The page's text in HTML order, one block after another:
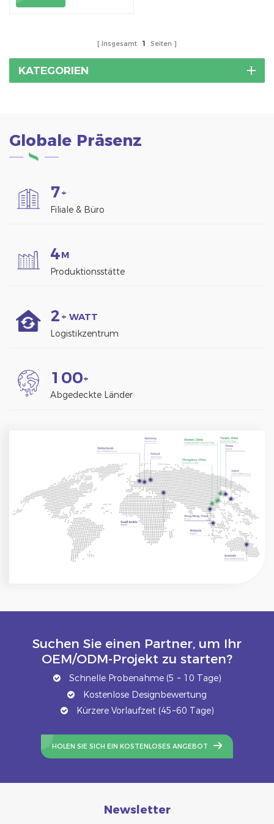
Insgesamt 1 Seiten
KATEGORIEN
Globale Präsenz
7+
Filiale & Büro
4M
Produktionsstätte
2 + WATT
Logistikzentrum
1 00+
Abgedeckte Länder
Suchen Sie einen Partner, um Ihr
OEM/ODM-Projekt zu starten?
Schnelle Probenahme (5 ~ 10 Tage)
Kostenlose Designbewertung
Kürzere Vorlaufzeit (45~60 Tage)
HOLEN SIE SICH EIN KOSTENLOSES ANGEBOT
Newsletter